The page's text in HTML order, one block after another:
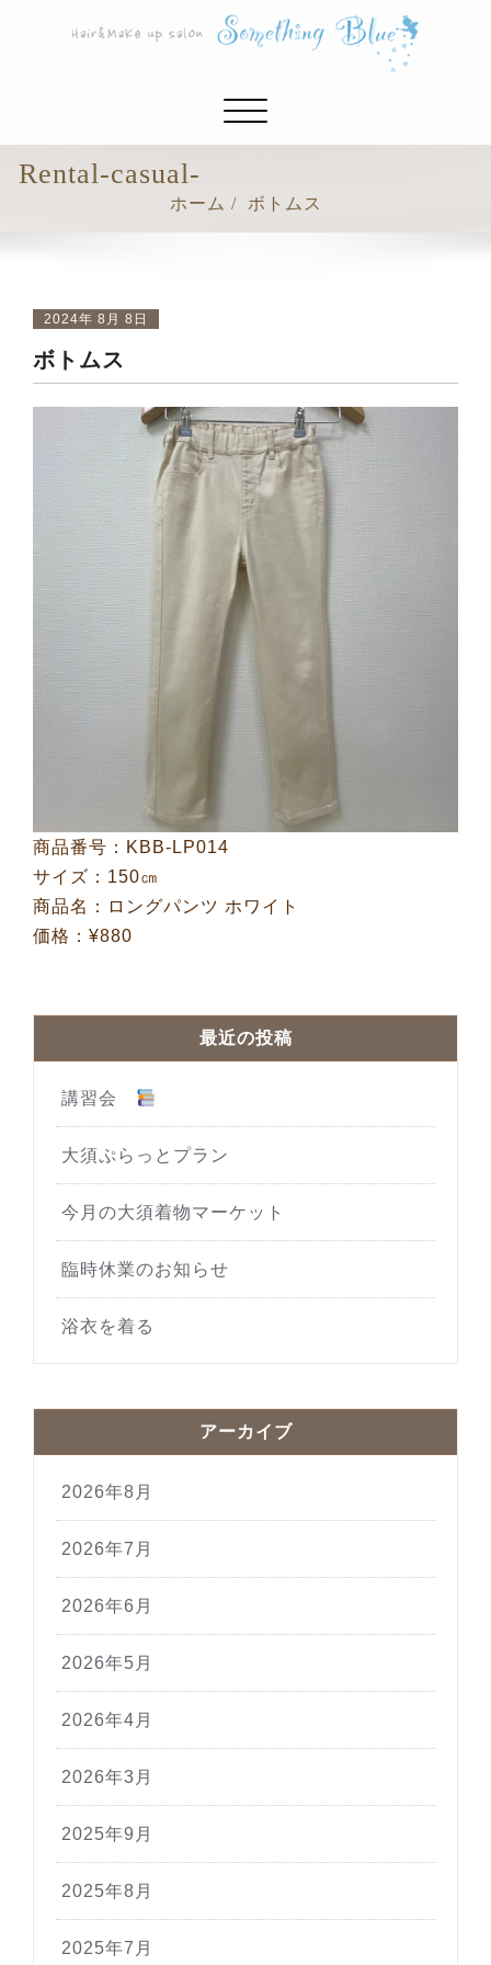
ナ
シ
ョ
Rental-casual-
ホーム ボトムス
2024年 8月 8日
ボトムス
商品番号：KBB-LP014
サイズ：150㎝
商品名：ロングパンツ ホワイト
価格：¥880
最近の投稿
講習会
大須ぷらっとプラン
今月の大須着物マーケット
臨時休業のお知らせ
浴衣を着る
アーカイブ
2026年8月
2026年7月
2026年6月
2026年5月
2026年4月
2026年3月
2025年9月
2025年8月
2025年7月